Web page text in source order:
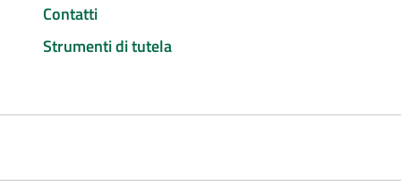
Contatti
Strumenti di tutela